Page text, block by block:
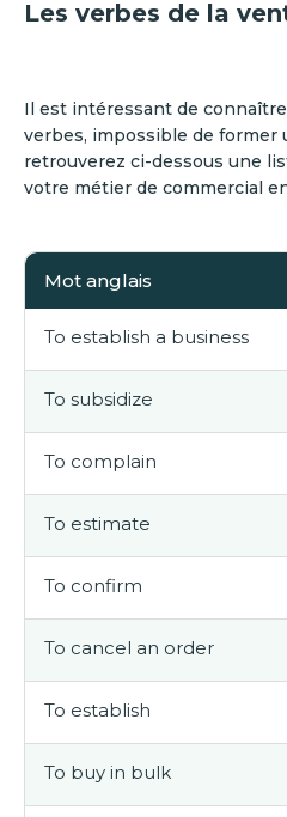
Les verbes de la
Il est intéressant de
verbes, impossible de former
retrouverez ci-dessous une
votre métier de commercial
Mot anglais
To establish a business
To subsidize
To complain
To estimate
To confirm
To cancel an order
To establish
To buy in bulk